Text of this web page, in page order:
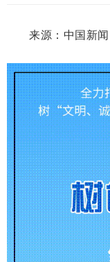
来源：中国新